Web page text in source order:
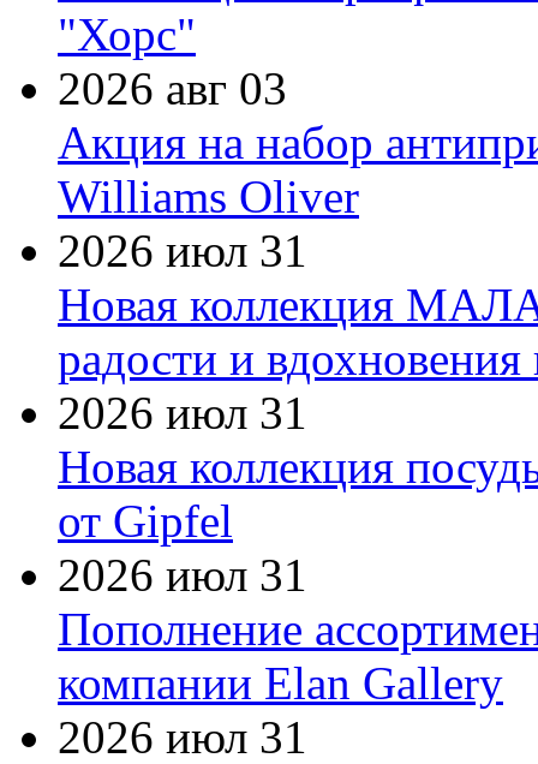
"Хорс"
2026 авг 03
Акция на набор
Williams Oliver
2026 июл 31
Новая коллекция
радости и
2026 июл 31
Новая коллекция
от Gipfel
2026 июл 31
Пополнение
компании Elan Gallery
2026 июл 31